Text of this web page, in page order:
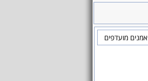
אמנים מועדפים